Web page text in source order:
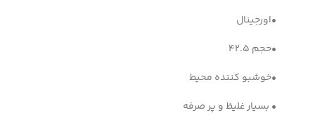
•اورجینال
•حجم 42.5
•خوشبو کننده محیط
• بسیار غلیظ و پر صرفه